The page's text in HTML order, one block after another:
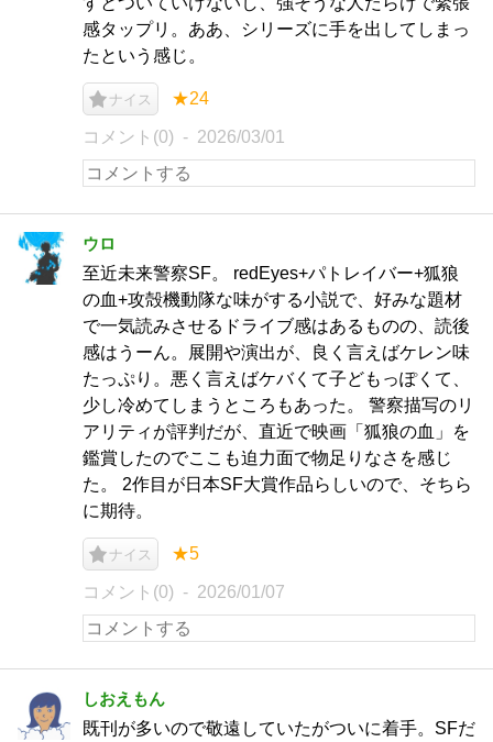
感タップリ。ああ、シリーズに手を出してしまっ
たという感じ。
ナイス ★24
コメント(0) 2026/03/01
ウロ
至近未来警察SF。 redEyes+パトレイバー+狐狼
の血+攻殻機動隊な味がする小説で、好みな題材
で一気読みさせるドライブ感はあるものの、読後
感はうーん。展開や演出が、良く言えばケレン味
たっぷり。悪く言えばケバくて子どもっぽくて、
少し冷めてしまうところもあった。 警察描写のリ
アリティが評判だが、直近で映画「狐狼の血」を
鑑賞したのでここも迫力面で物足りなさを感じ
た。 2作目が日本SF大賞作品らしいので、そちら
に期待。
ナイス ★5
コメント(0) 2026/01/07
しおえもん
既刊が多いので敬遠していたがついに着手。SFだ